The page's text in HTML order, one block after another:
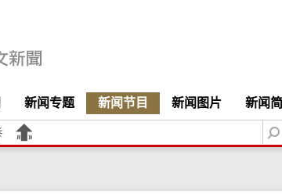
新闻专题 新闻节目 新闻图片 新闻